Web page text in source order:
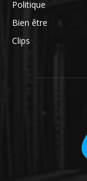
Politique
Bien être
Clips